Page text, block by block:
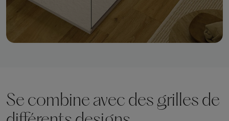
Se combine avec des grilles de